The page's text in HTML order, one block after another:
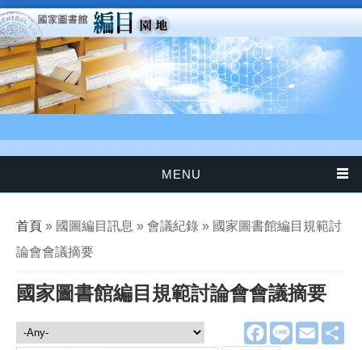
移至主內容
MENU
您在這裡
首頁 » 國圖編目訊息 » 會議紀錄 » 國家圖書館編目規範討
論會會議摘要
國家圖書館編目規範討論會會議摘要
F
a
L
E
m
國圖編目訊息